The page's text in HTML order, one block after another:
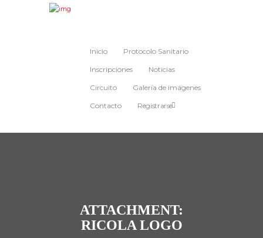
Inicio Protocolo Sanitario
Inscripciones Noticias
Circuito Galería de imágenes
Contacto Registrarse
ATTACHMENT:
RICOLA LOGO